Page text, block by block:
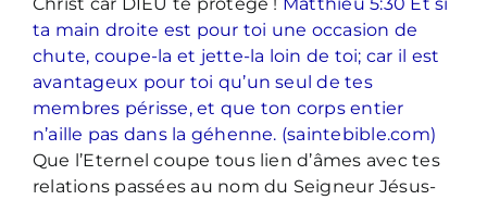
ta main droite est pour toi une occasion de
chute, coupe-la et jette-la loin de toi; car il est
avantageux pour toi qu’un seul de tes
membres périsse, et que ton corps entier
n’aille pas dans la géhenne. (saintebible.com)
Que l’Eternel coupe tous lien d’âmes avec tes
relations passées au nom du Seigneur Jésus-